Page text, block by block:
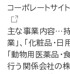
コーポレートサイト
主な事業内容…持
業」、「化粧品・
「動物用医薬品
行う関係会社の